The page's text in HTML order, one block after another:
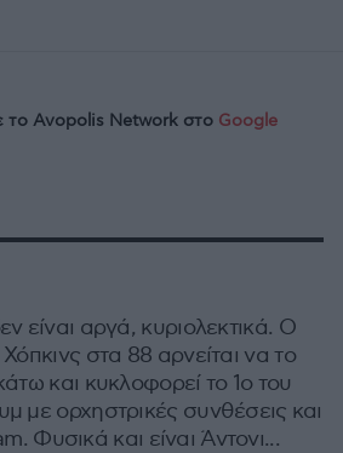
το Avopolis Network στο Google
είναι αργά, κυριολεκτικά. Ο
Χόπκινς στα 88 αρνείται να το
και κυκλοφορεί το 1ο του
με ορχηστρικές συνθέσεις και
Φυσικά και είναι Άντονι...